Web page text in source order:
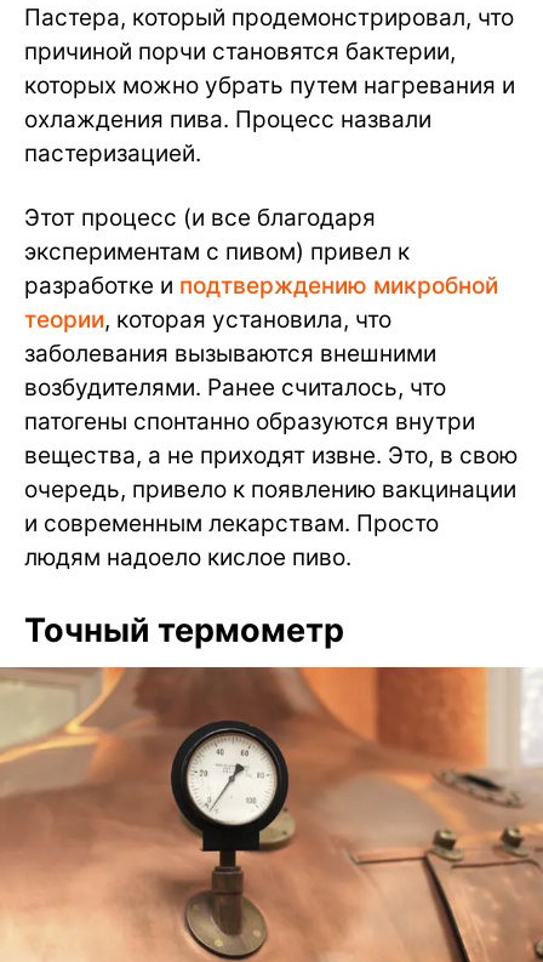
Пастера, который продемонстрировал, что
причиной порчи становятся бактерии,
которых можно убрать путем нагревания и
охлаждения пива. Процесс назвали
пастеризацией.
Этот процесс (и все благодаря
экспериментам с пивом) привел к
разработке и подтверждению микробной
теории, которая установила, что
заболевания вызываются внешними
возбудителями. Ранее считалось, что
патогены спонтанно образуются внутри
вещества, а не приходят извне. Это, в свою
очередь, привело к появлению вакцинации
и современным лекарствам. Просто
людям надоело кислое пиво.
Точный термометр